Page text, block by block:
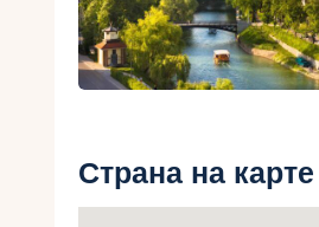
Контакты
Страна на